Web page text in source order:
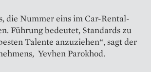
die Nummer eins im Car-Rental-
Führung bedeutet, Standards zu
Talente anzuziehen“, sagt der
Yevhen Parokhod.